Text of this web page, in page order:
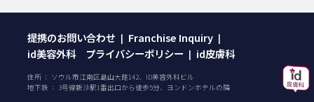
提携のお問い合わせ | Franchise Inquiry |
id美容外科 プライバシーポリシー | id皮膚科
住所 ： ソウル市江南区島山大路142、ID美容外科ビル
地下鉄 ： 3号線新沙駅1番出口から徒歩5分、ヨンドンホテルの隣